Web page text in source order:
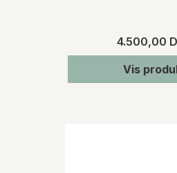
4.500,00
Vis